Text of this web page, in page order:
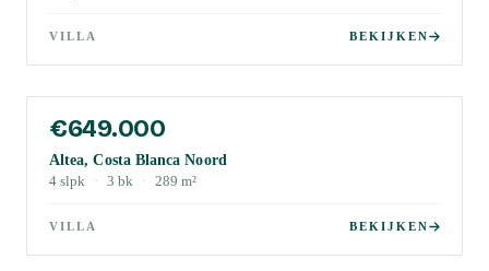
VILLA BEKIJKEN
€649.000
Altea, Costa Blanca Noord
4 slpk · 3 bk · 289 m²
VILLA BEKIJKEN